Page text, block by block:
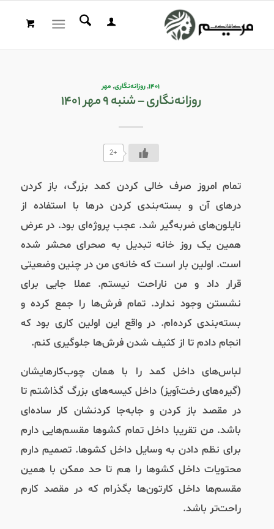
۱۴۰۱,روزانه‌نگاری, مهر
روزانه‌نگاری – شنبه ۹ مهر ۱۴۰۱
+2
تمام امروز صرف خالی کردن کمد بزرگ، باز کردن
درهای آن و بسته‌بندی کردن درها با استفاده از
نایلون‌های ضربه‌گیر شد. عجب پروژه‌ای بود. در عرض
همین یک روز خانه تبدیل به صحرای محشر شده
است. اولین بار است که خانه‌ی من در چنین وضعیتی
قرار داد و من ناراحت نیستم. عملا جایی برای
نشستن وجود ندارد. تمام فرش‌ها را جمع کرده و
بسته‌بندی کرده‌ام. در واقع این اولین کاری بود که
انجام دادم تا از کثیف شدن فرش‌ها جلوگیری کنم.
لباس‌های داخل کمد را با همان چوب‌کارهایشان
(گیره‌های رخت‌آویز) داخل کیسه‌های بزرگ گذاشتم تا
در مقصد باز کردن و جابه‌جا کردنشان کار ساده‌ای
باشد. من تقریبا داخل تمام کشوها مقسم‌هایی دارم
برای نظم دادن به وسایل داخل کشوها. تصمیم دارم
محتویات داخل کشوها را هم تا حد ممکن با همین
مقسم‌ها داخل کارتون‌ها بگذرام که در مقصد کارم
راحت‌تر باشد.